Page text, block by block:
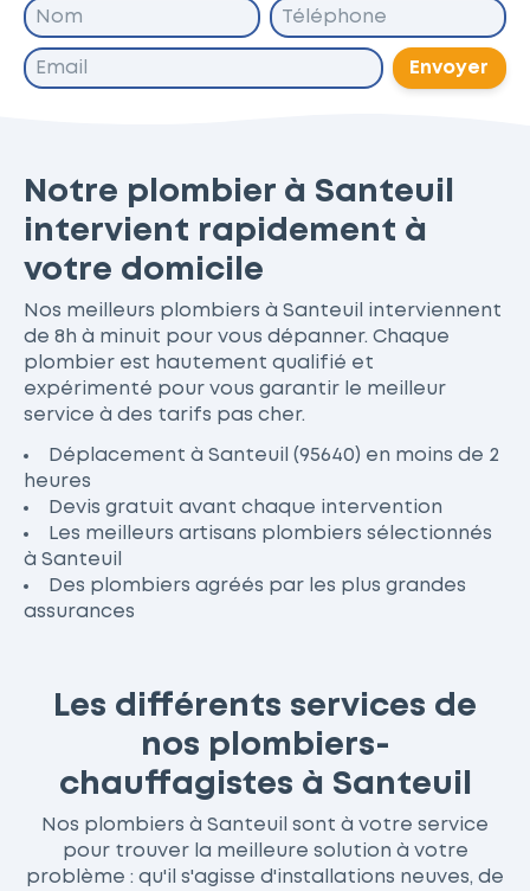
Envoyer
Notre plombier à Santeuil
intervient rapidement à
votre domicile
Nos meilleurs plombiers à Santeuil interviennent
de 8h à minuit pour vous dépanner. Chaque
plombier est hautement qualifié et
expérimenté pour vous garantir le meilleur
service à des tarifs pas cher.
Déplacement à Santeuil (95640) en moins de 2
heures
Devis gratuit avant chaque intervention
Les meilleurs artisans plombiers sélectionnés
à Santeuil
Des plombiers agréés par les plus grandes
assurances
Les différents services de
nos plombiers-
chauffagistes à Santeuil
Nos plombiers à Santeuil sont à votre service
pour trouver la meilleure solution à votre
problème : qu'il s'agisse d'installations neuves, de